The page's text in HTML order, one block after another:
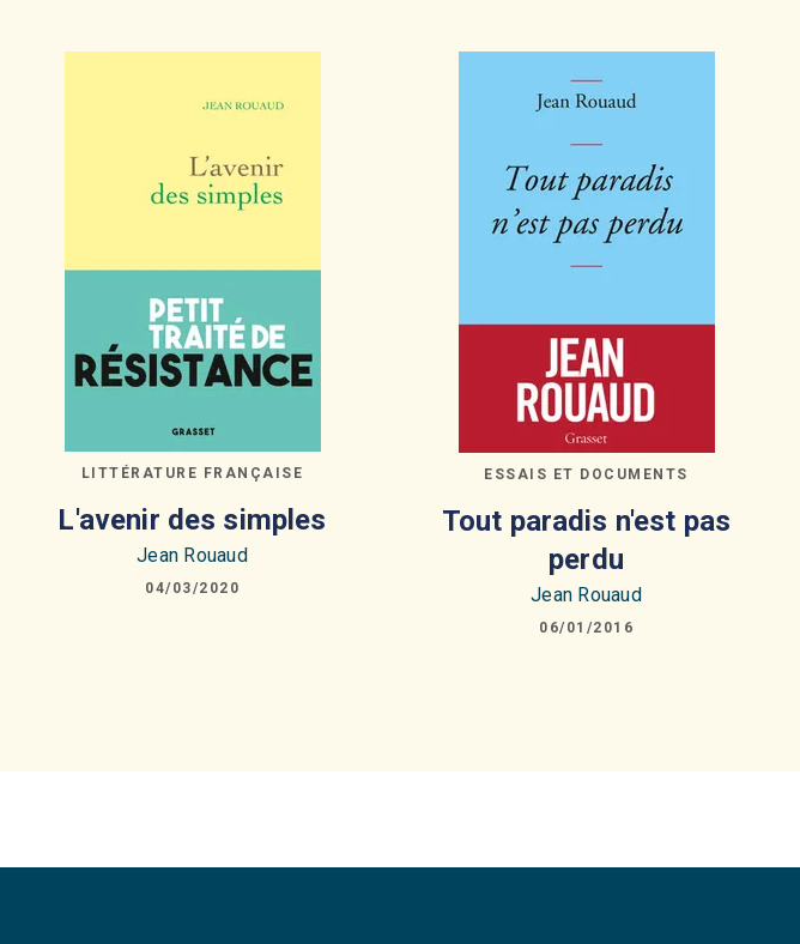
LITTÉRATURE FRANÇAISE
L'avenir des simples
Jean Rouaud
04/03/2020
ESSAIS ET DOCUMENTS
Tout paradis n'est pas
perdu
Jean Rouaud
06/01/2016